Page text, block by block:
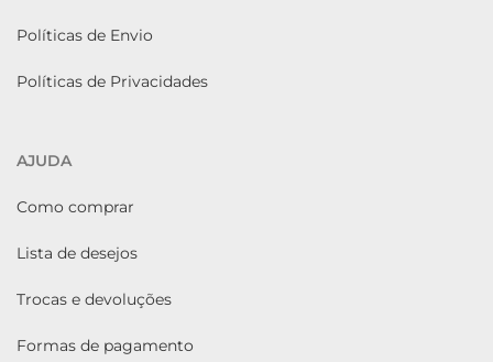
Políticas de Envio
Políticas de Privacidades
AJUDA
Como comprar
Lista de desejos
Trocas e devoluções
Formas de pagamento